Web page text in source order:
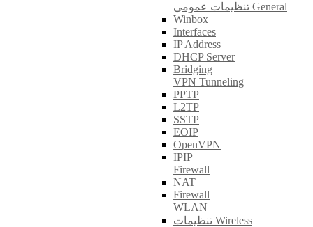
تنظیمات عمومی General
Winbox
Interfaces
IP Address
DHCP Server
Bridging
VPN Tunneling
PPTP
L2TP
SSTP
EOIP
OpenVPN
IPIP
Firewall
NAT
Firewall
WLAN
تنظیمات Wireless